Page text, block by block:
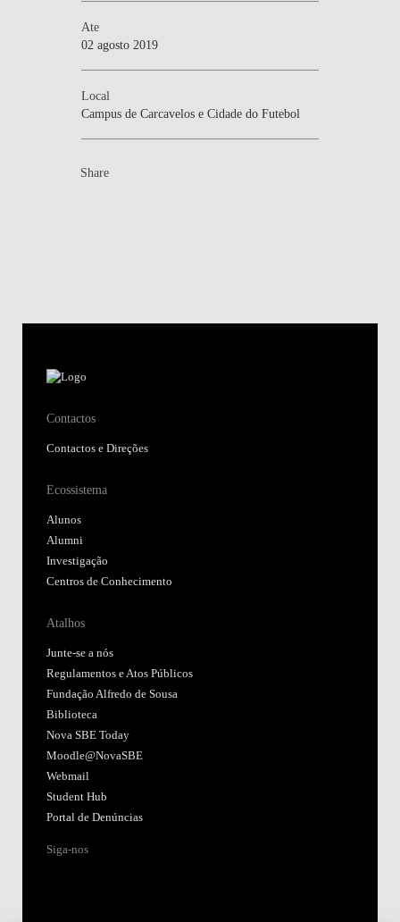
Ate
02 agosto 2019
Local
Campus de Carcavelos e Cidade do Futebol
Share
Contactos
Contactos e Direções
Ecossistema
Alunos
Alumni
Investigação
Centros de Conhecimento
Atalhos
Junte-se a nós
Regulamentos e Atos Públicos
Fundação Alfredo de Sousa
Biblioteca
Nova SBE Today
Moodle@NovaSBE
Webmail
Student Hub
Portal de Denúncias
Siga-nos